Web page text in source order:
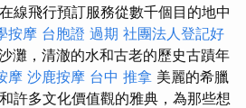
線飛行預訂服務從數千個目的地中
按摩 台胞證 過期 社團法人登記好
灘，清澈的水和古老的歷史古蹟年
摩 沙鹿按摩 台中 推拿 美麗的希臘
許多文化價值觀的雅典，為那些想